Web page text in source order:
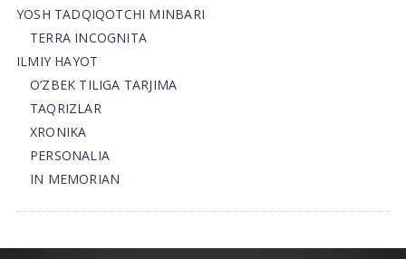
YOSH TADQIQOTCHI MINBARI
TERRA INCOGNITA
ILMIY HAYOT
O’ZBEK TILIGA TARJIMA
TAQRIZLAR
XRONIKA
PERSONALIA
IN MEMORIAN